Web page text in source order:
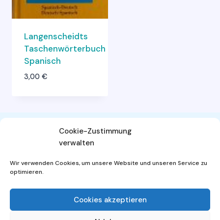
Cookie-Zustimmung
verwalten
Wir verwenden Cookies, um unsere Website und unseren Service zu
optimieren.
Cookies akzeptieren
Langenscheidts
Taschenwörterbuch
Spanisch
3,00 €
Datenschutzerklärung